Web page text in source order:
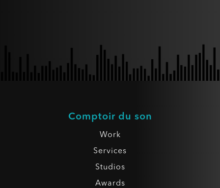
Comptoir du son
Work
Services
Studios
Awards